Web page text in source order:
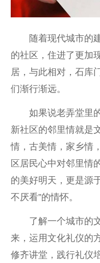
随着现代城市的
的社区，住进了更加
居，与此相对，石库
们渐行渐远。
如果说老弄堂里
新社区的邻里情就是
情，古美情，家乡情
区居民心中对邻里情
的美好明天，更是源
不厌看”的情怀。
了解一个城市的
来，运用文化礼仪的
修齐讲堂，践行礼仪